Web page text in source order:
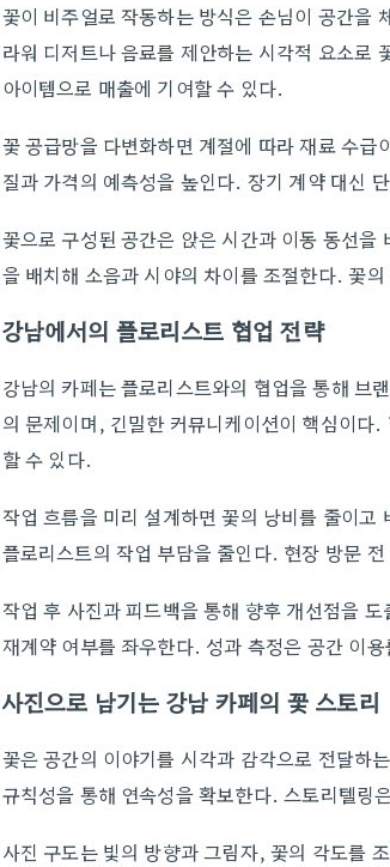
꽃이 비주얼로 작동하는 방식은 손님이 공간을
라워 디저트나 음료를 제안하는 시각적 요소로
아이템으로 매출에 기여할 수 있다.
꽃 공급망을 다변화하면 계절에 따라 재료 수
질과 가격의 예측성을 높인다. 장기 계약 대신
꽃으로 구성된 공간은 앉은 시간과 이동 동선
을 배치해 소음과 시야의 차이를 조절한다. 꽃
강남에서의 플로리스트 협업 전략
강남의 카페는 플로리스트와의 협업을 통해 브
의 문제이며, 긴밀한 커뮤니케이션이 핵심이다
할 수 있다.
작업 흐름을 미리 설계하면 꽃의 낭비를 줄이
플로리스트의 작업 부담을 줄인다. 현장 방문
작업 후 사진과 피드백을 통해 향후 개선점을
재계약 여부를 좌우한다. 성과 측정은 공간 이
사진으로 남기는 강남 카페의 꽃 스토리
꽃은 공간의 이야기를 시각과 감각으로 전달하
규칙성을 통해 연속성을 확보한다. 스토리텔링
사진 구도는 빛의 방향과 그림자, 꽃의 각도를